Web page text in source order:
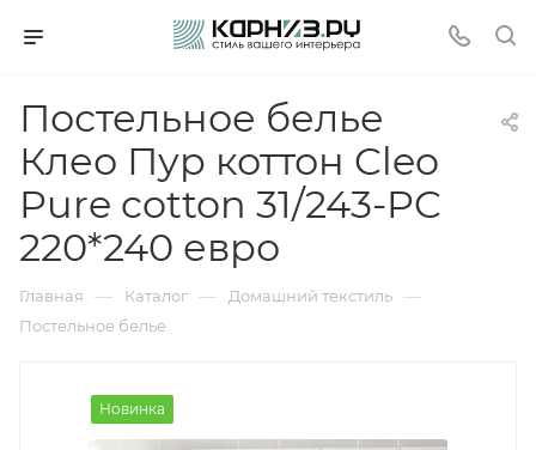
Постельное белье
Клео Пур коттон Cleo
Pure cotton 31/243-PC
220*240 евро
Главная — Каталог — Домашний текстиль —
Постельное белье
Новинка